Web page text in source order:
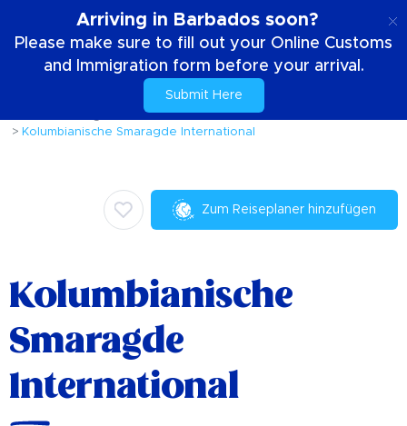
Arriving in Barbados soon?
Please make sure to fill out your Online Customs
and Immigration form before your arrival.
Submit Here
Dinge die zu tun sind
Einkaufen
Kolumbianische Smaragde International
Zum Reiseplaner hinzufügen
Kolumbianische
Smaragde
International